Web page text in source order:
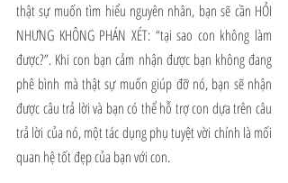
thật sự muốn tìm hiểu nguyên nhân, bạn sẽ cần HỎI
NHƯNG KHÔNG PHÁN XÉT: “tại sao con không làm
được?”. Khi con bạn cảm nhận được bạn không đang
phê bình mà thật sự muốn giúp đỡ nó, bạn sẽ nhận
được câu trả lời và bạn có thể hỗ trợ con dựa trên câu
trả lời của nó, một tác dụng phụ tuyệt vời chính là mối
quan hệ tốt đẹp của bạn với con.